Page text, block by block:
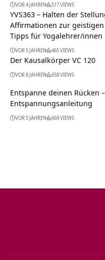
VOR 4 JAHREN 517 VIEWS
YVS363 – Halten der
Affirmationen zur
Tipps für Yogalehrer/innen
VOR 5 JAHREN 465 VIEWS
Der Kausalkörper VC 120
VOR 8 JAHREN 658 VIEWS
Entspanne deinen Rücken
Entspannungsanleitung
VOR 5 JAHREN 669 VIEWS